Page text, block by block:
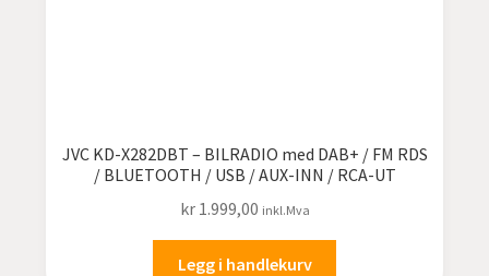
JVC KD-X282DBT – BILRADIO med DAB+ / FM RDS
/ BLUETOOTH / USB / AUX-INN / RCA-UT
kr1.999,00 inkl.Mva
Legg i handlekurv